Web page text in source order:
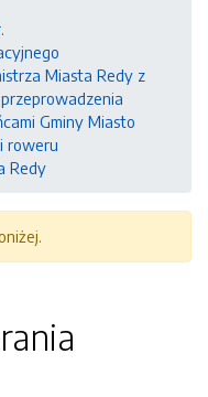
Miasta Redy z
Gminy Miasto
roweru
Redy